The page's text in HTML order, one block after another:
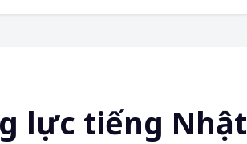
lực tiếng Nhật